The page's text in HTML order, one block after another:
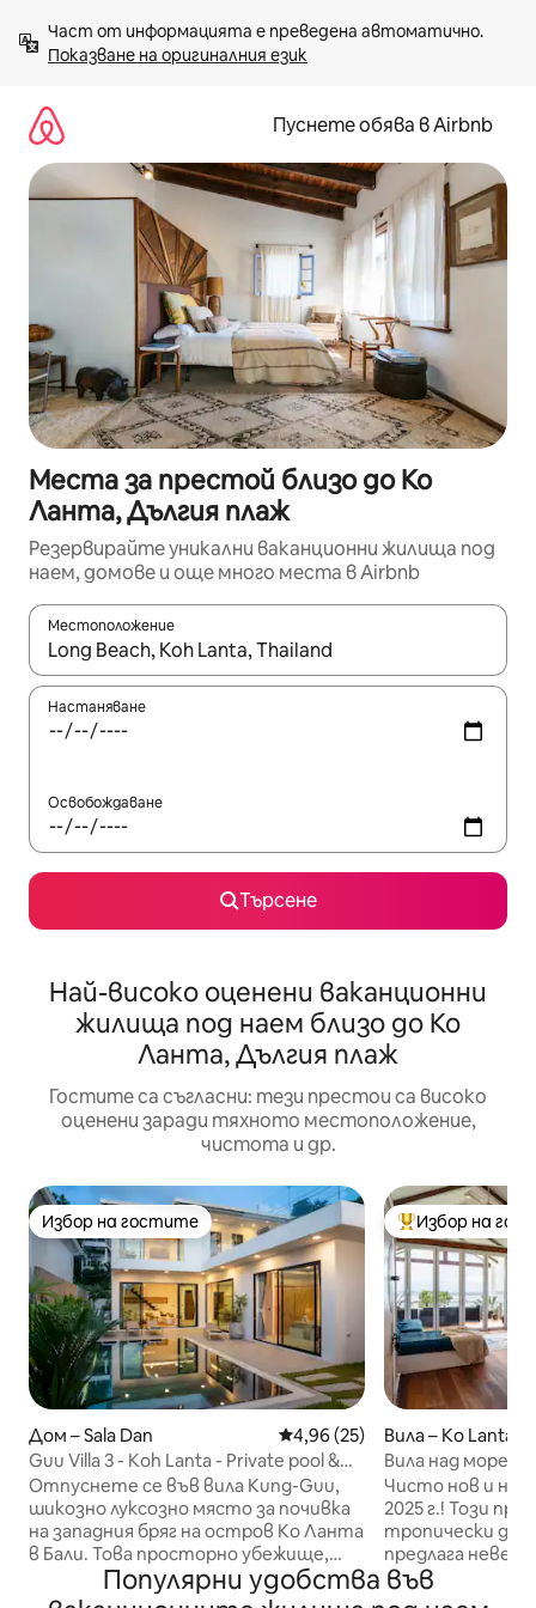
към
съдържанието
Показване на оригиналния език
Пуснете обява в Airbnb
Места за престой близо до Ко
Ланта, Дългия плаж
Резервирайте уникални ваканционни жилища под
наем, домове и още много места в Airbnb
Местоположение
Когато резултатите се покажат, използвайте
Настаняване
Освобождаване
Търсене
Най-високо оценени ваканционни
жилища под наем близо до Ко
Ланта, Дългия плаж
Гостите са съгласни: тези престои са високо
оценени заради тяхното местоположение,
чистота и др.
Избор на гостите
Избор на гостите
Дом – Sala Dan Средна оценка: 4,96 от 5,
4,96 (25)
Guu Villa 3 - Koh Lanta - Private pool &
Sea View
Отпуснете се във вила Kung-Guu,
шикозно луксозно място за почивка
на западния бряг на остров Ко Ланта
в Бали. Това просторно убежище,
идеално за семейства или групи,
може да настани 10 души в 3 спални
Най-популярен
Избор на
Вила – Ko Lanta
Вила над
стария град
Чисто нов и
2025 г.! Този просторен частен
тропически
предлага
океана,
приятен
Популярни удобства във